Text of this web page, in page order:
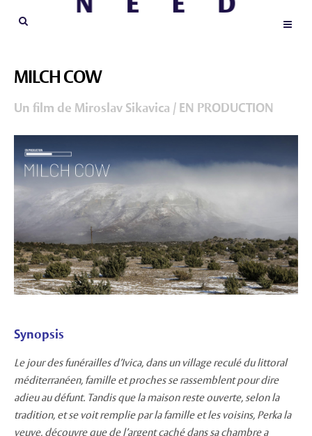
MILCH COW
Un film de Miroslav Sikavica / EN PRODUCTION
Synopsis
Le jour des funérailles d’Ivica, dans un village reculé du littoral
méditerranéen, famille et proches se rassemblent pour dire
adieu au défunt. Tandis que la maison reste ouverte, selon la
tradition, et se voit remplie par la famille et les voisins, Perka la
veuve, découvre que de l’argent caché dans sa chambre a